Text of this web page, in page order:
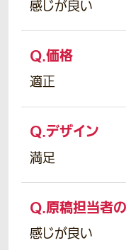
感じが良い
Q.価格
適正
Q.デザイン
満足
Q.原稿担当者
感じが良い